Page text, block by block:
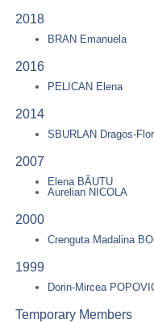
2018
BRAN Emanuela
2016
PELICAN Elena
2014
SBURLAN Dragos-
2007
Elena BĂUTU
Aurelian NICOLA
2000
Crenguta Madalina
1999
Dorin-Mircea
Temporary Members